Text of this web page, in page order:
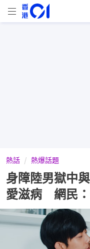
熱話 熱爆話題
身障陸男獄中
愛滋病 網民